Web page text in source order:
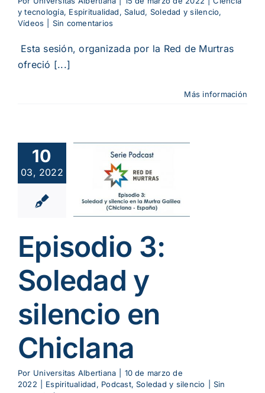
y tecnología, Espiritualidad,Salud, Soledad y silencio,
Vídeos
Sin comentarios
Esta sesión, organizada por la Red de Murtras
ofreció [...]
Más información
10
03, 2022
3:
y
en
Episodio 3:
Soledad y
silencio en
Chiclana
Por Universitas Albertiana
10 de marzo de
2022
Espiritualidad, Podcast,Soledad y silencio
Sin